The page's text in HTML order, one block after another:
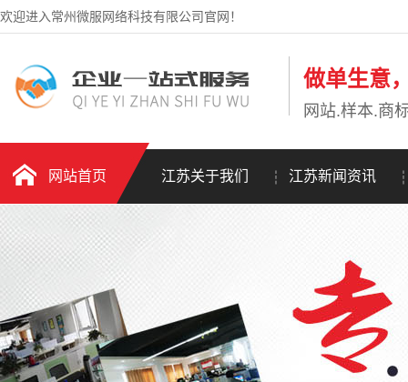
欢迎进入常州微服网络科技有限公司官网！
做单生意
网站.样本.商
网站首页 江苏关于我们 江苏新闻资讯